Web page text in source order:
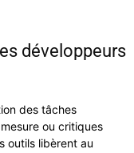
développeurs
des tâches
ou critiques
outils libèrent au